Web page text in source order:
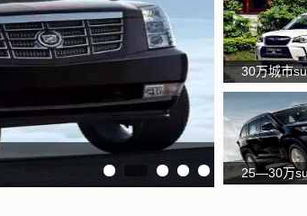
30万城市
老司机都
SUV
25—30万